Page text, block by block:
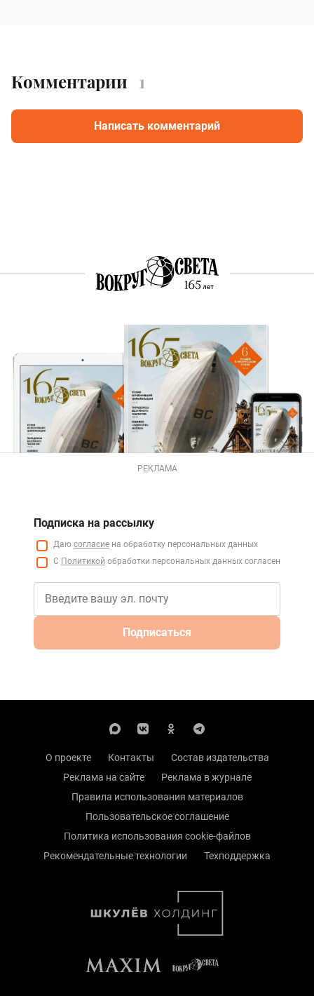
Комментарии 1
Написать комментарий
РЕКЛАМА
Подписка на рассылку
Даю согласие на обработку персональных данных
С Политикой обработки персональных данных согласен
Подписаться
О проекте Контакты
Состав издательства
Реклама на сайте
Реклама в журнале
Правила использования материалов
Пользовательское соглашение
Политика использования cookie-файлов
Рекомендательные технологии
Техподдержка